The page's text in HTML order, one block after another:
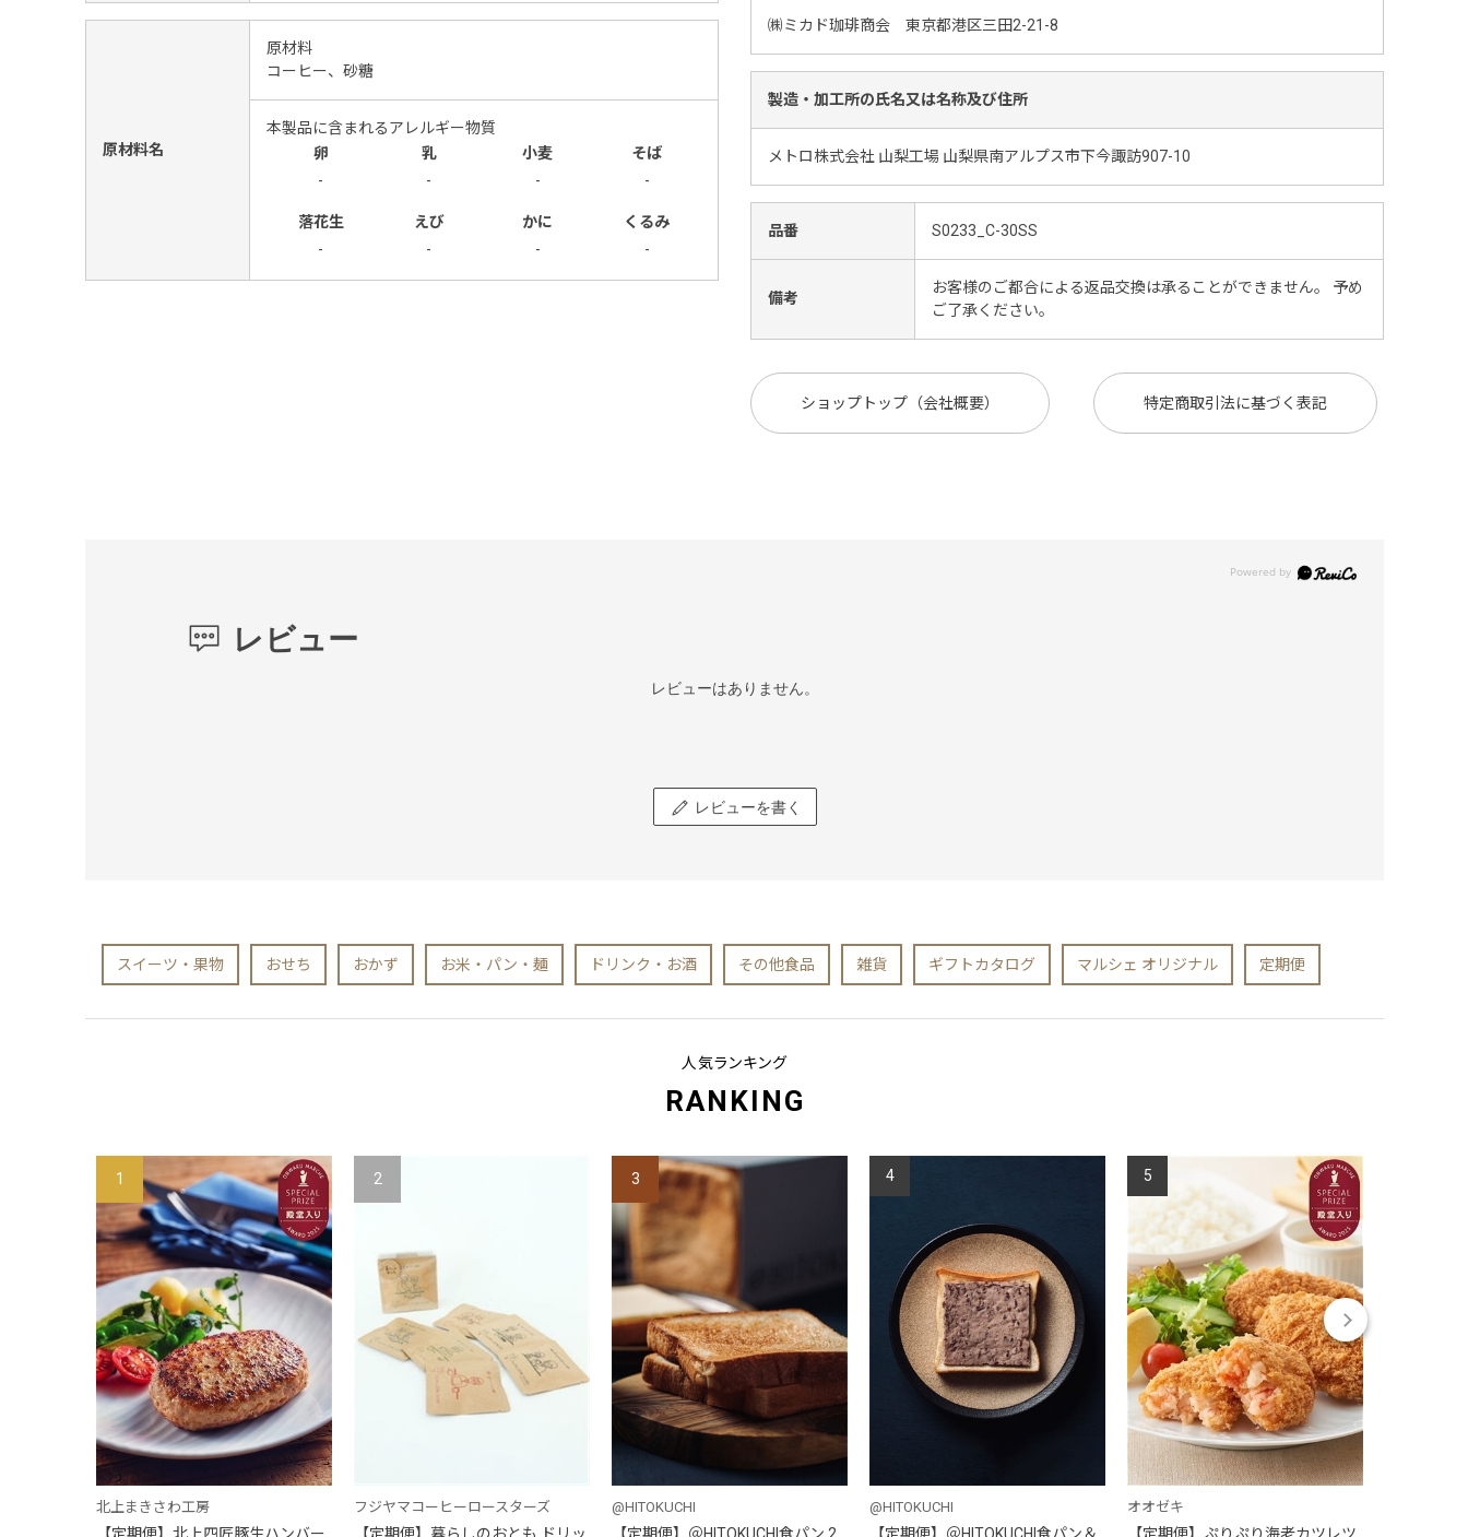
原材料名
原材料
コーヒー、砂糖
本製品に含まれるアレルギー物質
卵
乳 小麦
そば
-
- - -
落花生 えび かに
くるみ
-
- - -
㈱ミカド珈琲商会 東京都港区三田2-21-8
製造・加工所の氏名又は名称及び住所
メトロ株式会社 山梨工場 山梨県南アルプス市下今諏訪907-10
品番 S0233_C-30SS
備考
お客様のご都合による返品交換は承ることができません。 予め
ご了承ください。
ショップトップ（会社概要） 特定商取引法に基づく表記
レビュー
レビューはありません。
レビューを書く
スイーツ・果物 おせち おかず お米・パン・麺 ドリンク・お酒 その他食品 雑貨 ギフトカタログ マルシェ オリジナル 定期便
人気ランキング
RANKING
1
北上まきさわ工房
2
フジヤマコーヒーロースターズ
3
@HITOKUCHI
4
@HITOKUCHI
5
オオゼキ